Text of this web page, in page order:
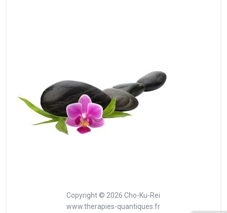
Copyright © 2026 Cho-Ku-Rei
www.therapies-quantiques.fr